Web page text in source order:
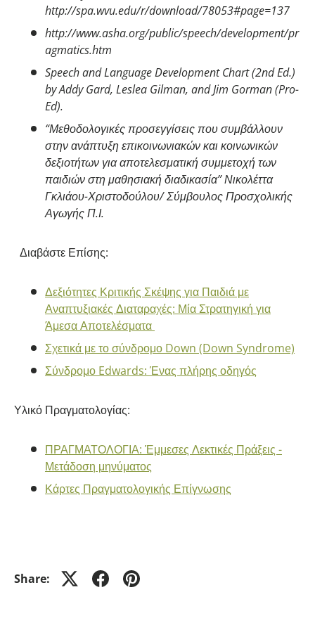
http://spa.wvu.edu/r/download/78053#page=137
http://www.asha.org/public/speech/development/pr
agmatics.htm
Speech and Language Development Chart (2nd Ed.)
by Addy Gard, Leslea Gilman, and Jim Gorman (Pro-
Ed).
“Μεθοδολογικές προσεγγίσεις που συμβάλλουν
στην ανάπτυξη επικοινωνιακών και κοινωνικών
δεξιοτήτων για αποτελεσματική συμμετοχή των
παιδιών στη μαθησιακή διαδικασία” Νικολέττα
Γκλιάου-Χριστοδούλου/ Σύμβουλος Προσχολικής
Αγωγής Π.Ι.
Διαβάστε Επίσης:
Δεξιότητες Κριτικής Σκέψης για Παιδιά με
Αναπτυξιακές Διαταραχές: Μία Στρατηγική για
Άμεσα Αποτελέσματα
Σχετικά με το σύνδρομο Down (Down Syndrome)
Σύνδρομο Edwards: Ένας πλήρης οδηγός
Υλικό Πραγματολογίας:
ΠΡΑΓΜΑΤΟΛΟΓΙΑ: Έμμεσες Λεκτικές Πράξεις -
Μετάδοση μηνύματος
Κάρτες Πραγματολογικής Επίγνωσης
Share: